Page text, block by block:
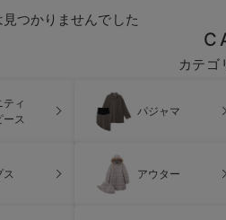
つかりませんでした
カテゴ
ティ
ース
パジャマ
ス アウター